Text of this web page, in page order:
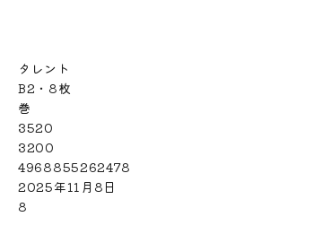
タレント
B2・8枚
巻
3520
3200
4968855262478
2025年11月8日
8